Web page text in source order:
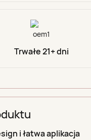
Trwałe 21+ dni
i łatwa aplikacja